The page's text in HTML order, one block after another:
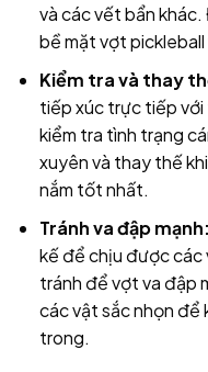
và các vết bẩn
bề mặt vợt pickleball
Kiểm tra và thay
tiếp xúc trực tiếp với
kiểm tra tình trạng
xuyên và thay thế
nắm tốt nhất.
Tránh va đập mạnh:
kế để chịu được các
tránh để vợt va đập
các vật sắc nhọn để
trong.